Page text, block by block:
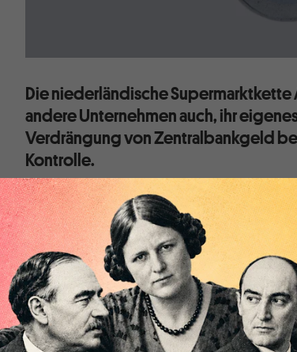
Die niederländische
andere Unternehmen auch, ihr
Verdrängung von Zentralbankgeld
Kontrolle.
Digitales Sparen mit der beliebten DNB-App
Keine Aufbewahrung von Münzen und
Geld Sie haben und greifen Sie immer auf Ihr
einer öffentlichen Kampagne der
sein, die am 1. Januar 2022 beginnt. Ich leihe
Die niederländische Supermarktkette Albert
Papiermarken im August 2019 auf digital um.
gibt es nur noch die digitale Variante. Sie